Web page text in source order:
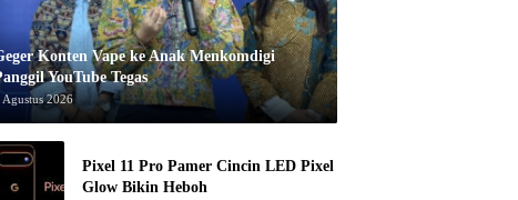
Konten Vape ke Anak Menkomdigi
YouTube Tegas
Agustus 2026
Pixel 11 Pro Pamer Cincin LED Pixel
Glow Bikin Heboh